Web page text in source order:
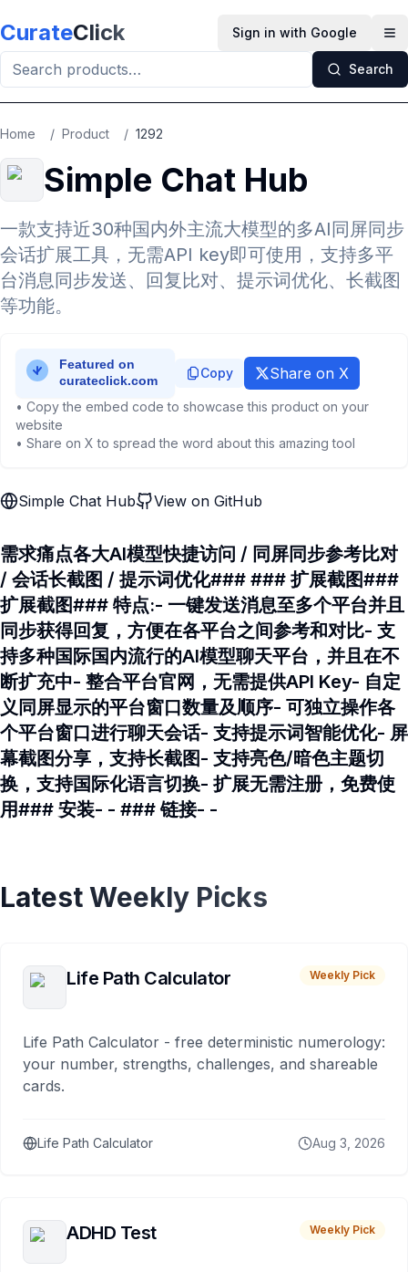
CurateClick Sign in with Google
Search
Home / Product / 1292
Simple Chat Hub
一款支持近30种国内外主流大模型的多AI同屏同步
会话扩展工具，无需API key即可使用，支持多平
台消息同步发送、回复比对、提示词优化、长截图
等功能。
Copy Share on X
• Copy the embed code to showcase this product on your
website
• Share on X to spread the word about this amazing tool
Simple Chat Hub View on GitHub
需求痛点各大AI模型快捷访问 / 同屏同步参考比对
/ 会话长截图 / 提示词优化### ### 扩展截图###
扩展截图### 特点:- 一键发送消息至多个平台并且
同步获得回复，方便在各平台之间参考和对比- 支
持多种国际国内流行的AI模型聊天平台，并且在不
断扩充中- 整合平台官网，无需提供API Key- 自定
义同屏显示的平台窗口数量及顺序- 可独立操作各
个平台窗口进行聊天会话- 支持提示词智能优化- 屏
幕截图分享，支持长截图- 支持亮色/暗色主题切
换，支持国际化语言切换- 扩展无需注册，免费使
用### 安装- - ### 链接- -
Latest Weekly Picks
Life Path Calculator Weekly Pick
Life Path Calculator - free deterministic numerology:
your number, strengths, challenges, and shareable
cards.
Life Path Calculator Aug 3, 2026
ADHD Test Weekly Pick